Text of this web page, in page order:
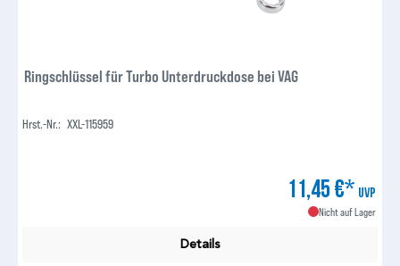
Ringschlüssel für Turbo Unterdruckdose bei VAG
Hrst.-Nr.: XXL-115959
11,45 €* UVP
Nicht auf Lager
Details